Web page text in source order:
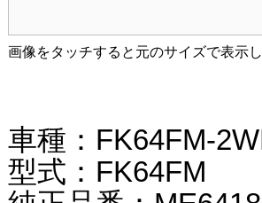
画像をタッチすると元のサイズで表示
車種：FK64FM-
型式：FK64FM